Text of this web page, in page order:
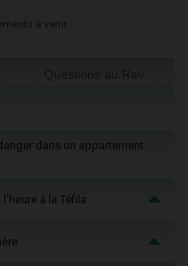
à venir
dans un appartement
à la Téfila